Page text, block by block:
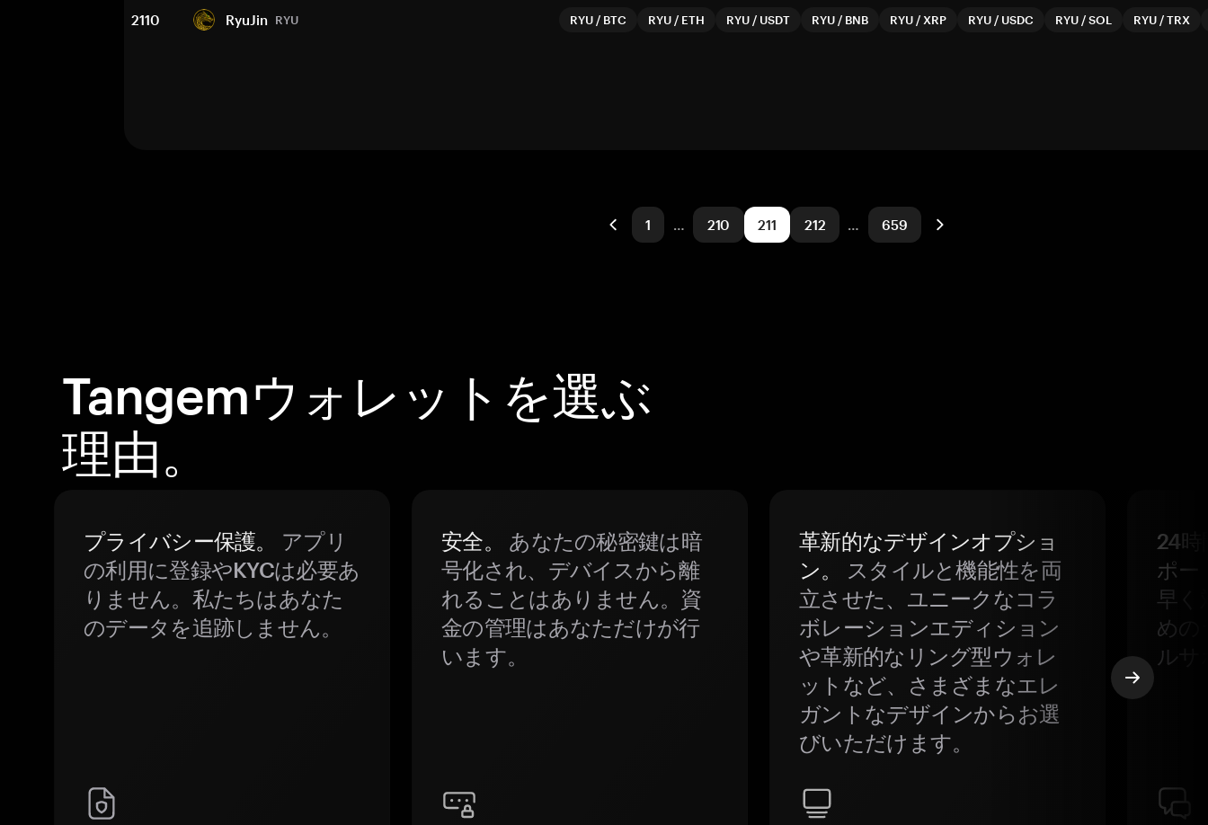
2110 RyuJin RYU RYU / BTC RYU / ETH RYU / USDT RYU / BNB RYU / XRP RYU / USDC RYU /SOL RYU /TRX
1 … 210 211 212 … 659
Tangemウォレットを選ぶ
理由。
プライバシー保護。
アプリ
の利用に登録やKYCは必要あ
りません。私たちはあなた
のデータを追跡しません。
安全。
あなたの秘密鍵は暗
号化され、デバイスから離
れることはありません。資
金の管理はあなただけが行
います。
革新的なデザインオプショ
ン。
スタイルと機能性を両
立させた、ユニークなコラ
ボレーションエディション
や革新的なリング型ウォレ
ットなど、さまざまなエレ
ガントなデザインからお選
びいただけます。
24
ポー
早く
めの
ルサ